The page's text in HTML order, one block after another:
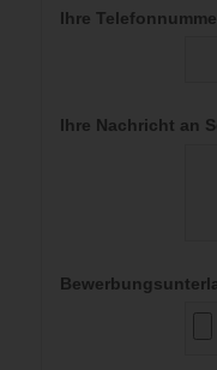
Ihre
Ihre Nachricht an